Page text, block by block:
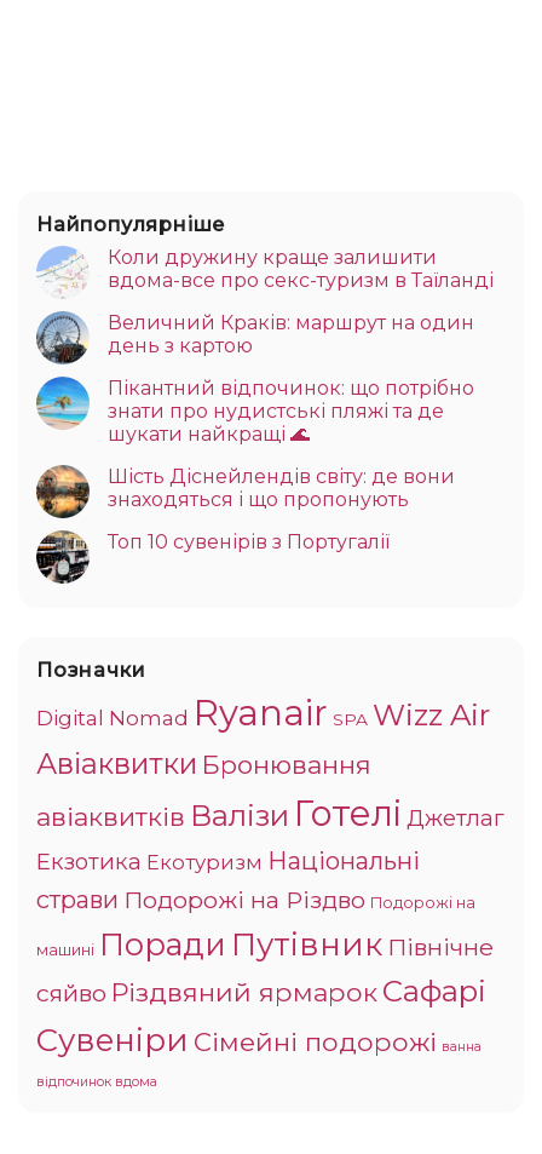
Найпопулярніше
Коли дружину краще залишити
вдома-все про секс-туризм в Таїланді
Величний Краків: маршрут на один
день з картою
Пікантний відпочинок: що потрібно
знати про нудистські пляжі та де
шукати найкращі 🌊
Шість Діснейлендів світу: де вони
знаходяться і що пропонують
Топ 10 сувенірів з Португалії
Позначки
Digital Nomad Ryanair SPA Wizz Air
Авіаквитки Бронювання
авіаквитків Валізи Готелі Джетлаг
Екзотика Екотуризм Національні
страви Подорожі на Різдво Подорожі на
машині Поради Путівник Північне
сяйво Різдвяний ярмарокСафарі
Сувеніри Сімейні подорожі ванна
відпочинок вдома